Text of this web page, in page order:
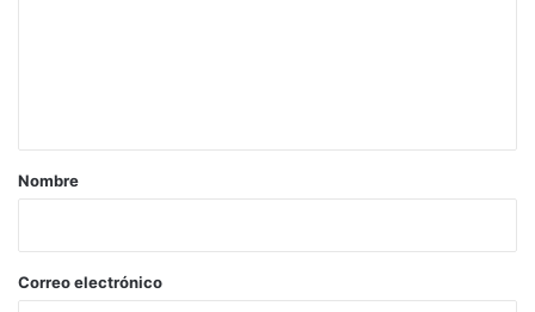
r
*
Nombre
Correo electrónico